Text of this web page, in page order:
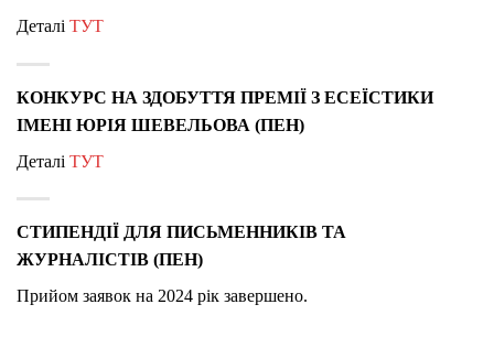
Деталі ТУТ
КОНКУРС НА ЗДОБУТТЯ ПРЕМІЇ З ЕСЕЇСТИКИ
ІМЕНІ ЮРІЯ ШЕВЕЛЬОВА (ПЕН)
Деталі ТУТ
СТИПЕНДІЇ ДЛЯ ПИСЬМЕННИКІВ ТА
ЖУРНАЛІСТІВ (ПЕН)
Прийом заявок на 2024 рік завершено.